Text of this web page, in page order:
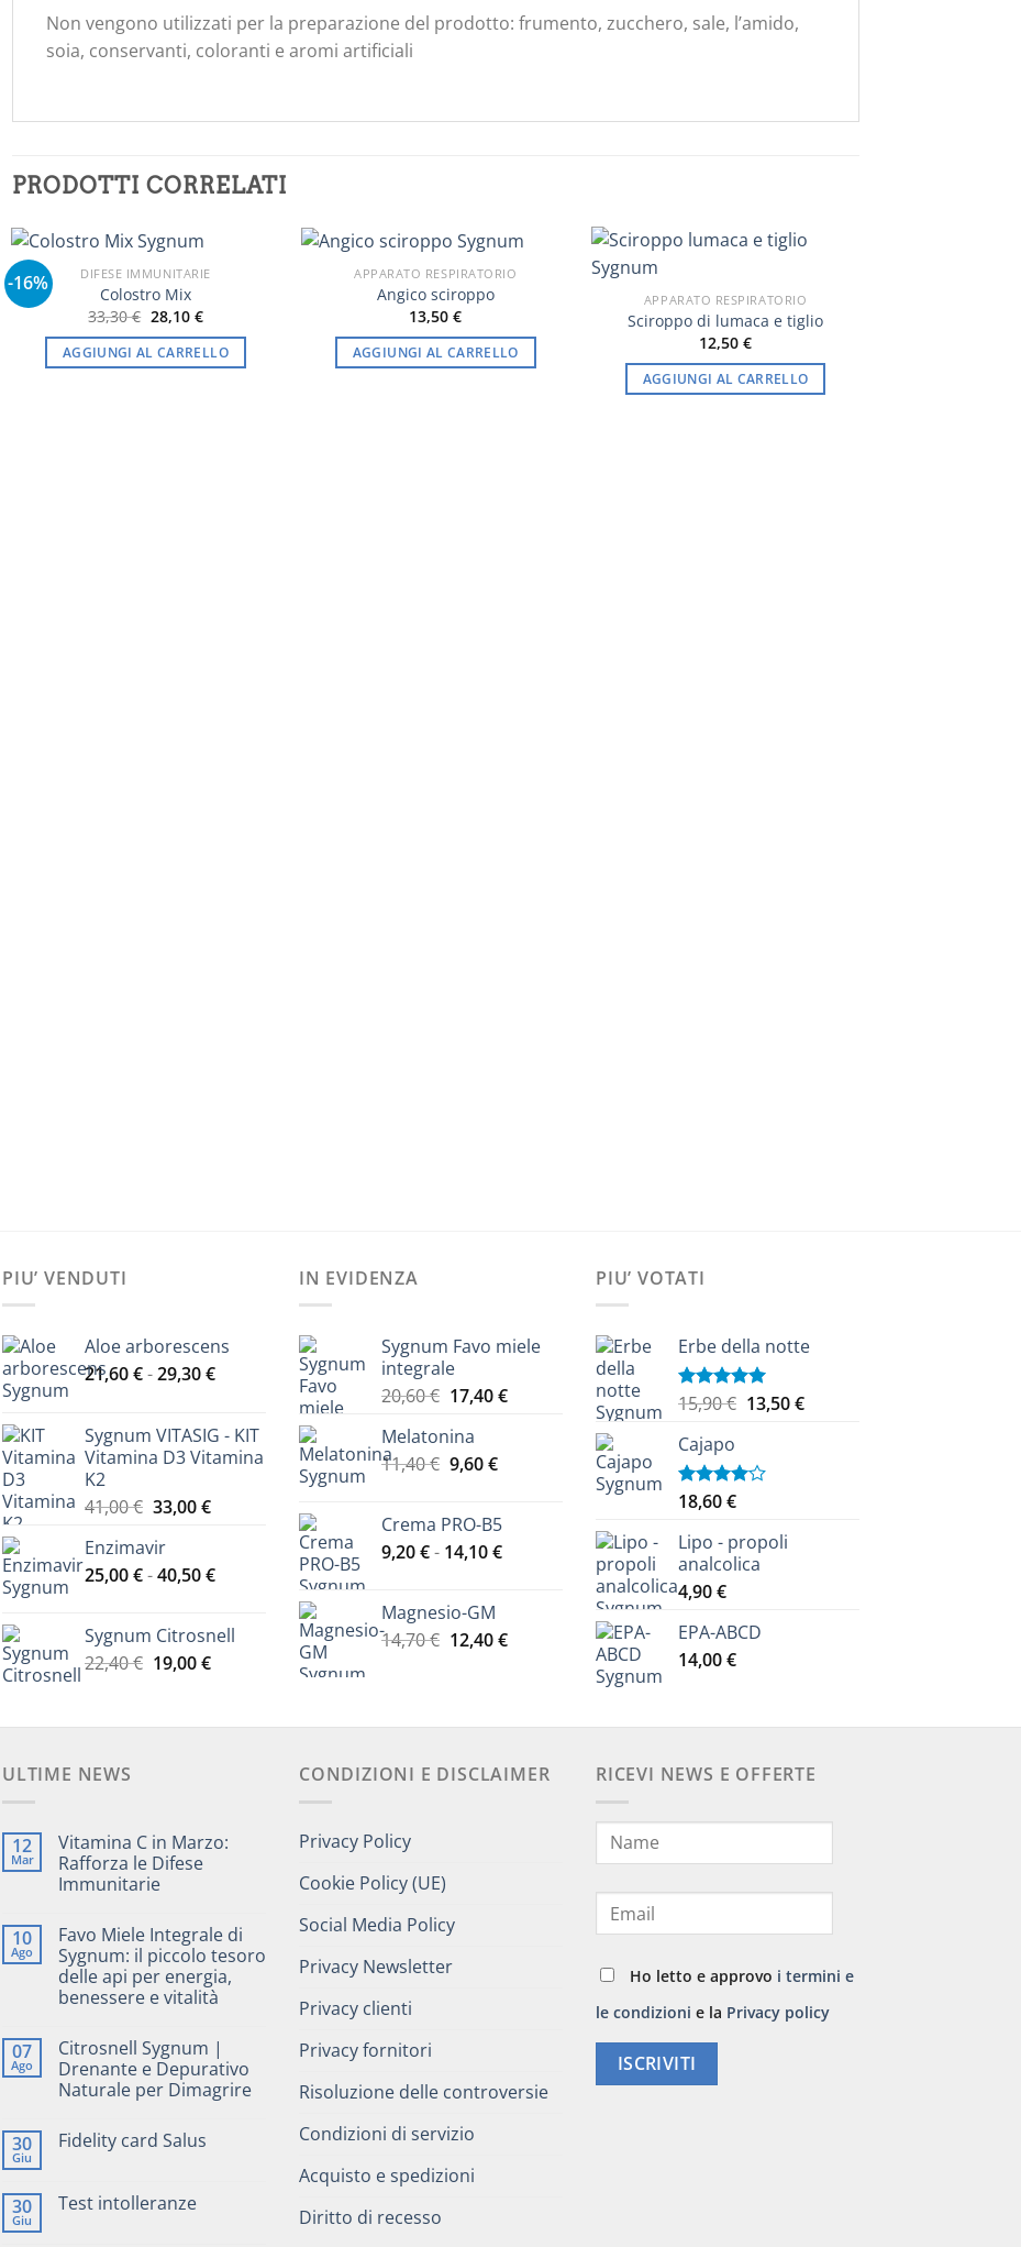
Non vengono utilizzati per la preparazione del prodotto: frumento, zucchero, sale, l’amido,
soia, conservanti, coloranti e aromi artificiali
PRODOTTI CORRELATI
-16% DIFESE IMMUNITARIE
Colostro Mix
33,30€ Il
prezzo
originale
era:
28,10 €Il
attuale
è:
AGGIUNGI AL CARRELLO
APPARATO RESPIRATORIO
Angico sciroppo
13,50€
AGGIUNGI AL CARRELLO
APPARATO RESPIRATORIO
Sciroppo di lumaca e tiglio
12,50€
AGGIUNGI AL CARRELLO
PIU’ VENDUTI
Aloe arborescens
21,60€-29,30€Fascia
da
21,60 €
Sygnum VITASIG - KIT
Vitamina D3 Vitamina
K2
41,00€ Il
originale
era:
33,00€Il
è:
Enzimavir
25,00€-40,50€Fascia
da
Sygnum Citrosnell
22,40€ Il
era:
19,00€Il
è:
IN EVIDENZA
Sygnum Favo miele
integrale
20,60€ Il
originale
era:
17,40€Il
Melatonina
11,40€ Il
era:
11,40 €.
9,60€Il
è:
9,60 €.
Crema PRO-B5
9,20€- 14,10€Fascia
9,20 €
Magnesio-GM
14,70€ Il
14,70 €.
12,40€Il
12,40 €.
PIU’ VOTATI
Erbe della notte
Valutato
15,90€ Il
era:
13,50€Il
Cajapo
Valutato
5
18,60€
Lipo - propoli
analcolica
4,90€
EPA-ABCD
14,00€
ULTIME NEWS
12
Mar
Vitamina C in Marzo:
Rafforza le Difese
Immunitarie
10
Ago
Favo Miele Integrale di
Sygnum: il piccolo tesoro
delle api per energia,
benessere e vitalità
07
Ago
Citrosnell Sygnum |
Drenante e Depurativo
Naturale per Dimagrire
30
Giu
Fidelity card Salus
30
Giu
Test intolleranze
CONDIZIONI E DISCLAIMER
Privacy Policy
Cookie Policy (UE)
Social Media Policy
Privacy Newsletter
Privacy clienti
Privacy fornitori
Risoluzione delle controversie
Condizioni di servizio
Acquisto e spedizioni
Diritto di recesso
RICEVI NEWS E OFFERTE
Ho letto e approvo i termini e
le condizioni e la Privacy policy
ISCRIVITI